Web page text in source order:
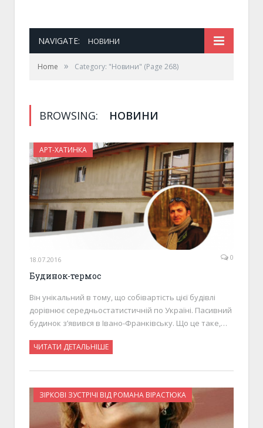
NAVIGATE: НОВИНИ
Home » Category: "Новини" (Page 268)
BROWSING: НОВИНИ
АРТ-ХАТИНКА
18.07.2016 0
Будинок-термос
Він унікальний в тому, що собівартість цієї будівлі
дорівнює середньостатистичній по Україні. Пасивний
будинок з’явився в Івано-Франківську. Що це таке,…
ЧИТАТИ ДЕТАЛЬНІШЕ
ЗІРКОВІ ЗУСТРІЧІ ВІД РОМАНА ВІРАСТЮКА